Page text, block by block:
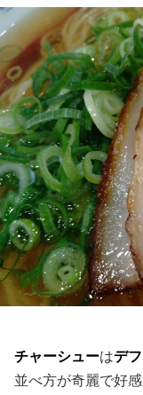
チャーシューはデ
並べ方が奇麗で好感